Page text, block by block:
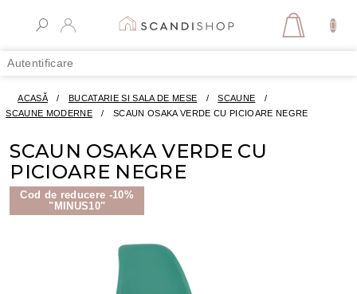
conținut
Autentificare
COŞ
ACASĂ / BUCATARIE SI SALA DE MESE / SCAUNE
/
SCAUNE MODERNE
/ SCAUN OSAKA VERDE CU PICIOARE NEGRE
SCAUN OSAKA VERDE CU
PICIOARE NEGRE
Cod de reducere -10%
"MINUS10"